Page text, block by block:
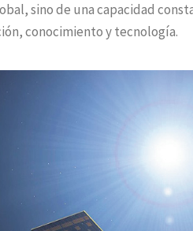
sino de una capacidad
conocimiento y tecnología.